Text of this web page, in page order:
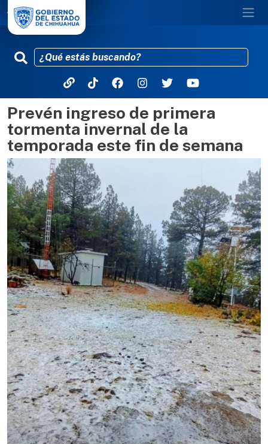
Pasar al contenido principal
Prevén ingreso de primera
tormenta invernal de la
temporada este fin de semana